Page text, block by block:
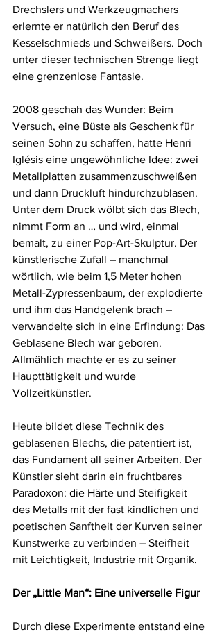
Drechslers und Werkzeugmachers
erlernte er natürlich den Beruf des
Kesselschmieds und Schweißers. Doch
unter dieser technischen Strenge liegt
eine grenzenlose Fantasie.
2008 geschah das Wunder: Beim
Versuch, eine Büste als Geschenk für
seinen Sohn zu schaffen, hatte Henri
Iglésis eine ungewöhnliche Idee: zwei
Metallplatten zusammenzuschweißen
und dann Druckluft hindurchzublasen.
Unter dem Druck wölbt sich das Blech,
nimmt Form an … und wird, einmal
bemalt, zu einer Pop-Art-Skulptur. Der
künstlerische Zufall – manchmal
wörtlich, wie beim 1,5 Meter hohen
Metall-Zypressenbaum, der explodierte
und ihm das Handgelenk brach –
verwandelte sich in eine Erfindung: Das
Geblasene Blech war geboren.
Allmählich machte er es zu seiner
Haupttätigkeit und wurde
Vollzeitkünstler.
Heute bildet diese Technik des
geblasenen Blechs, die patentiert ist,
das Fundament all seiner Arbeiten. Der
Künstler sieht darin ein fruchtbares
Paradoxon: die Härte und Steifigkeit
des Metalls mit der fast kindlichen und
poetischen Sanftheit der Kurven seiner
Kunstwerke zu verbinden – Steifheit
mit Leichtigkeit, Industrie mit Organik.
Der „Little Man“: Eine universelle Figur
Durch diese Experimente entstand eine